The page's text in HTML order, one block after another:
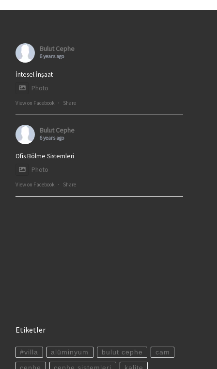
Bulut Cephe
6 years ago
İntesel İnşaat
Photo
View on Facebook · Share
Bulut Cephe
6 years ago
Ofis Bölme Sistemleri
Photo
View on Facebook · Share
Etiketler
#villa alüminyum bulut cephe cam